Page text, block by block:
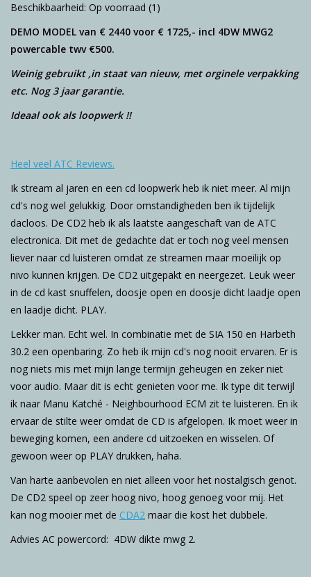
Beschikbaarheid: Op voorraad (1)
DEMO MODEL van € 2440 voor € 1725,- incl 4DW MWG2
powercable twv €500.
Weinig gebruikt ,in staat van nieuw, met orginele verpakking
etc. Nog 3 jaar garantie.
Ideaal ook als loopwerk !!
Heel veel ATC Reviews.
Ik stream al jaren en een cd loopwerk heb ik niet meer. Al mijn
cd's nog wel gelukkig. Door omstandigheden ben ik tijdelijk
dacloos. De CD2 heb ik als laatste aangeschaft van de ATC
electronica. Dit met de gedachte dat er toch nog veel mensen
liever naar cd luisteren omdat ze streamen maar moeilijk op
nivo kunnen krijgen. De CD2 uitgepakt en neergezet. Leuk weer
in de cd kast snuffelen, doosje open en doosje dicht laadje open
en laadje dicht. PLAY.
Lekker man. Echt wel. In combinatie met de SIA 150 en Harbeth
30.2 een openbaring. Zo heb ik mijn cd's nog nooit ervaren. Er is
nog niets mis met mijn lange termijn geheugen en zeker niet
voor audio. Maar dit is echt genieten voor me. Ik type dit terwijl
ik naar Manu Katché - Neighbourhood ECM zit te luisteren. En ik
ervaar de stilte weer omdat de CD is afgelopen. Ik moet weer in
beweging komen, een andere cd uitzoeken en wisselen. Of
gewoon weer op PLAY drukken, haha.
Van harte aanbevolen en niet alleen voor het nostalgisch genot.
De CD2 speel op zeer hoog nivo, hoog genoeg voor mij. Het
kan nog mooier met de CDA2 maar die kost het dubbele.
Advies AC powercord: 4DW dikte mwg 2.